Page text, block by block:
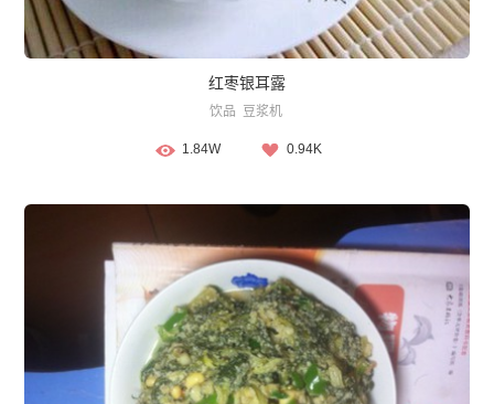
红枣银耳露
饮品 豆浆机
1.84W 0.94K